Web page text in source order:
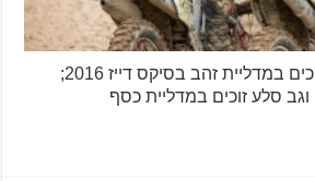
זיו כרמי ונמרוד חמו זוכים במדליית זהב בסיקס דייז 2016;
סלע זוכים במדליית כסף